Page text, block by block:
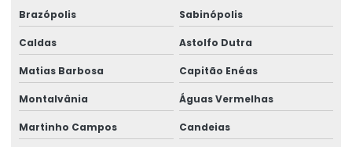
Brazópolis Sabinópolis
Caldas Astolfo Dutra
Matias Barbosa Capitão Enéas
Montalvânia Águas Vermelhas
Martinho Campos Candeias